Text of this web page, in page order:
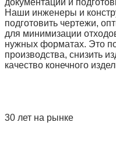
Наши инженеры и
подготовить чертежи,
для минимизации
нужных форматах. Это
производства, снизить
качество конечного
30 лет на рынке